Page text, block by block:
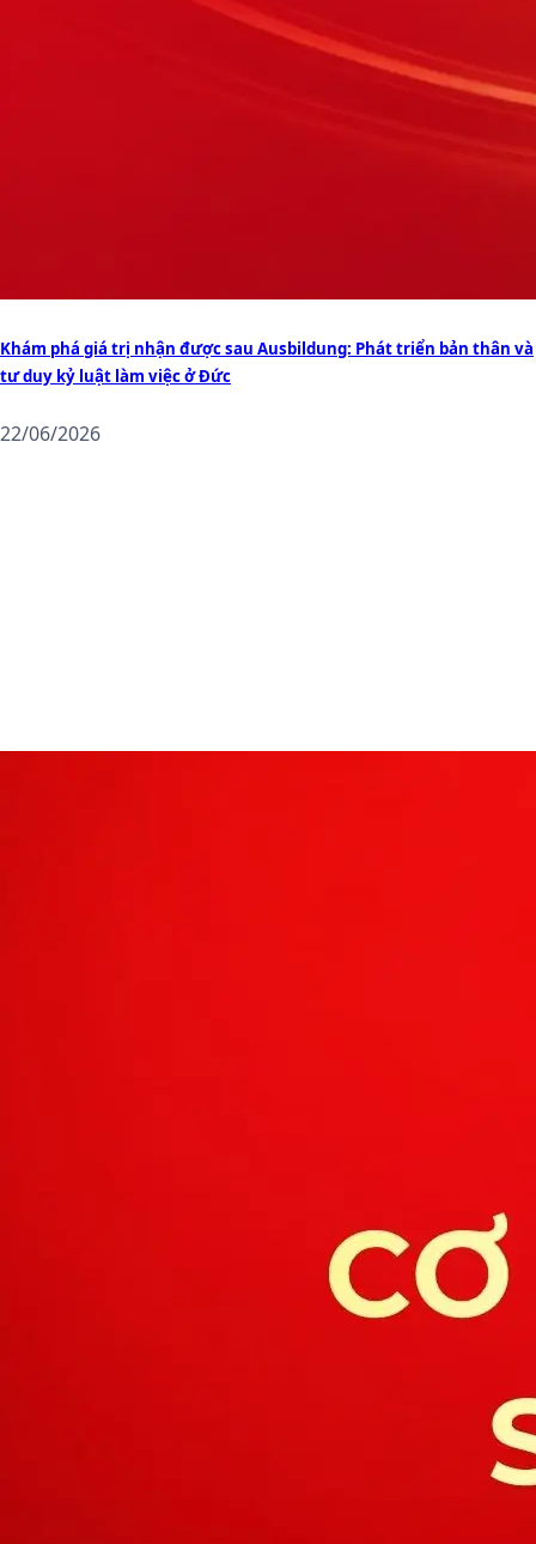
Khám phá giá trị nhận được sau Ausbildung: Phát triển bản thân và
tư duy kỷ luật làm việc ở Đức
22/06/2026